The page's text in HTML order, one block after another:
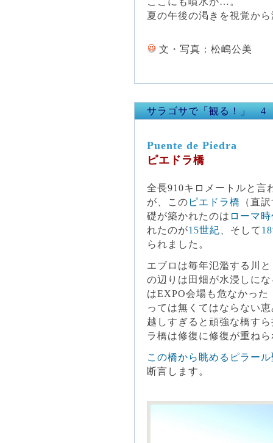
夏の午後の渇きを視覚か
文・写真：松嶋公美
サラゴサで「観る！」 4
Puente de Piedra
ピエドラ橋
全長910キロメートルと言
が、この ピエドラ橋
（直
礎が築かれたのは ローマ
れたのが15世紀 、そして
られました。
エブロは毎年氾濫する川
の辺りは田畑が水浸しに
はEXPO会場も危なかっ
っては無くてはならない
越しすぎると頑強な橋す
ラ橋は修復に修復が重ね
この橋から眺めるピラー
断言します。